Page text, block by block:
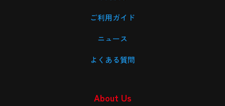
ご利用ガイド
ニュース
よくある質問
About Us